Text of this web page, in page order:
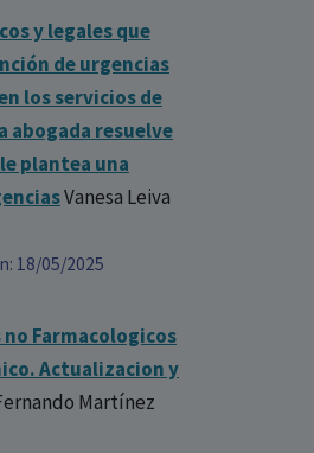
y legales que
de urgencias
los servicios de
abogada resuelve
plantea una
Vanesa Leiva
18/05/2025
Farmacologicos
Actualizacion y
Martínez